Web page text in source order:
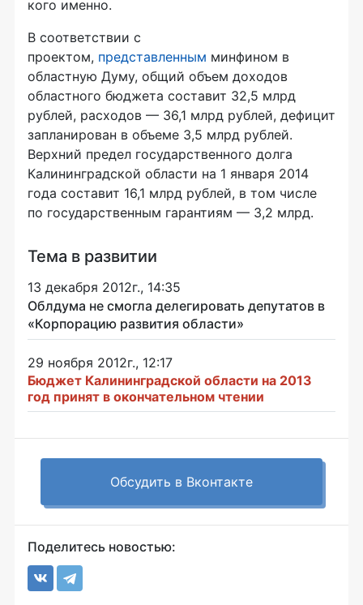
кого именно.
В соответствии с
проектом, представленным минфином в
областную Думу, общий объем доходов
областного бюджета составит 32,5 млрд
рублей, расходов — 36,1 млрд рублей, дефицит
запланирован в объеме 3,5 млрд рублей.
Верхний предел государственного долга
Калининградской области на 1 января 2014
года составит 16,1 млрд рублей, в том числе
по государственным гарантиям — 3,2 млрд.
Тема в развитии
13 декабря 2012г., 14:35
Облдума не смогла делегировать депутатов в
«Корпорацию развития области»
29 ноября 2012г., 12:17
Бюджет Калининградской области на 2013
год принят в окончательном чтении
Обсудить в Вконтакте
Поделитесь новостью: